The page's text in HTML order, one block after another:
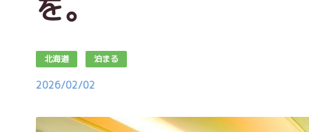
を。
北海道 泊まる
2026/02/02